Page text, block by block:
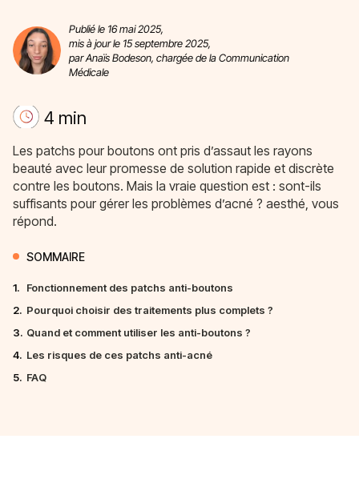
Publié le 16 mai 2025,
mis à jour le 15 septembre 2025,
par AnaïsBodeson, chargée de la Communication
Médicale
4 min
Les patchs pour boutons ont pris d’assaut les rayons
beauté avec leur promesse de solution rapide et discrète
contre les boutons. Mais la vraie question est : sont-ils
suffisants pour gérer les problèmes d’acné ? aesthé, vous
répond.
SOMMAIRE
1.
Fonctionnement des patchs anti-boutons
2. Pourquoi choisir des traitements plus complets ?
3. Quand et comment utiliser les anti-boutons ?
4. Les risques de ces patchs anti-acné
5. FAQ